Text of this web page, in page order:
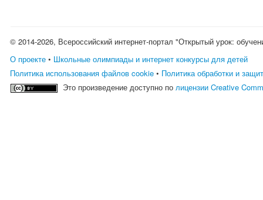
© 2014-2026, Всероссийский интернет-портал "Открытый урок:
О проекте • Школьные олимпиады и интернет конкурсы для детей
Политика использования файлов cookie • Политика обработки и
Это произведение доступно полицензии Creative